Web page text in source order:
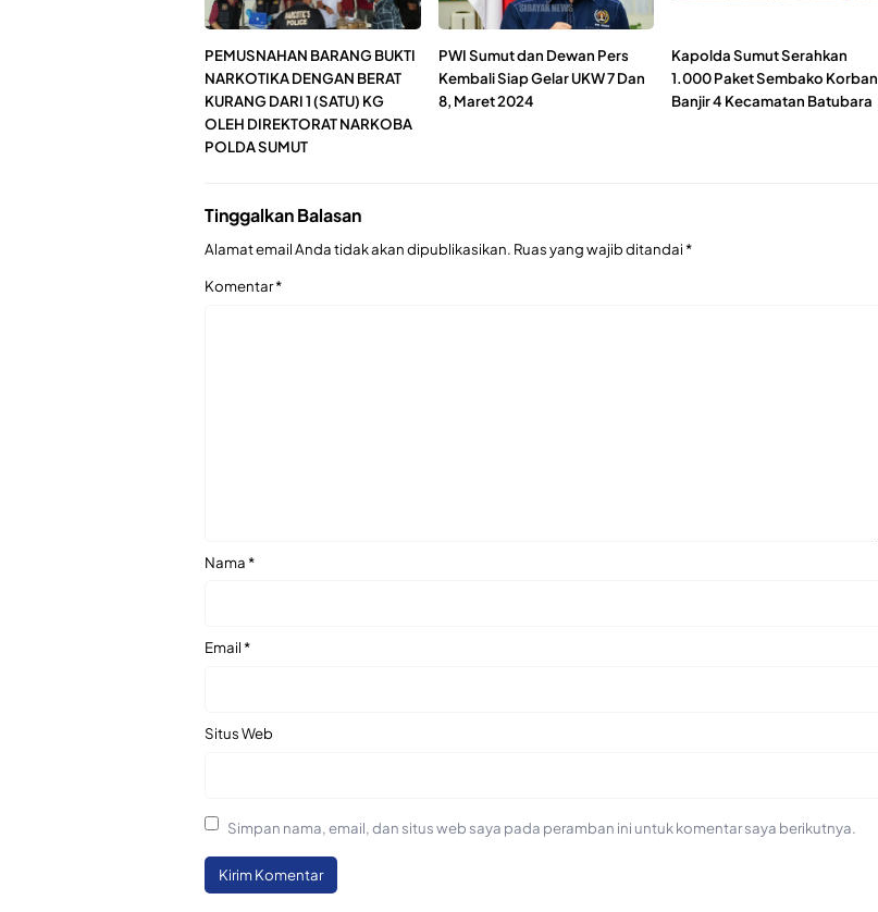
PEMUSNAHAN BARANG BUKTI
NARKOTIKA DENGAN BERAT
KURANG DARI 1 (SATU) KG
OLEH DIREKTORAT NARKOBA
POLDA SUMUT
PWI Sumut dan Dewan Pers
Kembali Siap Gelar UKW 7 Dan
8, Maret 2024
Kapolda Sumut Serahkan
1.000 Paket Sembako Korban
Banjir 4 Kecamatan Batubara
Tinggalkan Balasan
Alamat email Anda tidak akan dipublikasikan. Ruas yang wajib ditandai*
Komentar*
Nama*
Email*
Situs Web
Simpan nama, email, dan situs web saya pada peramban ini untuk komentar saya berikutnya.